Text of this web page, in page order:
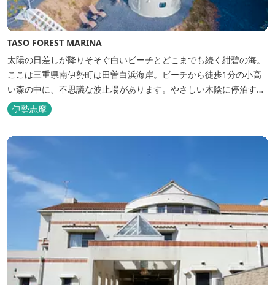
TASO FOREST MARINA
太陽の日差しが降りそそぐ白いビーチとどこまでも続く紺碧の海。
ここは三重県南伊勢町は田曽白浜海岸。ビーチから徒歩1分の小高
い森の中に、不思議な波止場があります。やさしい木陰に停泊する
のは3艇のヨット。日本初の森のマリーナです。 航海の気分高まる
インテリアは見た目からは想像できないほど広く、くつろぎの空
間。夏場でもエアコン完備で快適にお過ごしいただけます。甲板の
上に寝転んで夜空を見上げれば...
伊勢志摩